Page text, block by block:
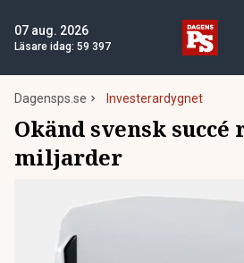
07 aug. 2026
Läsare idag: 59 397
Dagensps.se Investerardygnet
Okänd svensk succé
miljarder